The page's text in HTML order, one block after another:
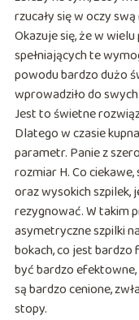
rzucały się w oczy
Okazuje się, że w
spełniających te
powodu bardzo dużo
wprowadziło do
Jest to świetne
Dlatego w czasie
parametr. Panie z
rozmiar H. Co
oraz wysokich szpilek,
rezygnować. W takim
asymetryczne szpilki
bokach, co jest
być bardzo
są bardzo cenione,
stopy.